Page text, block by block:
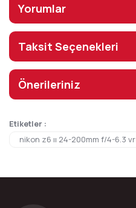
Yorumlar
Taksit Seçenekleri
Önerileriniz
Etiketler :
nikon z6 ıı 24-200mm f/4-6.3 vr